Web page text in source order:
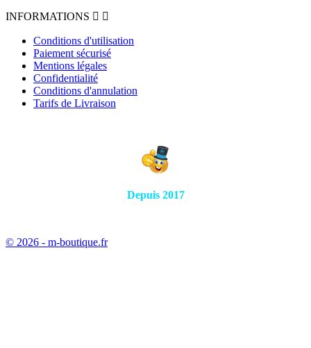
INFORMATIONS  
Conditions d'utilisation
Paiement sécurisé
Mentions légales
Confidentialité
Conditions d'annulation
Tarifs de Livraison
Depuis 2017
© 2026 - m-boutique.fr